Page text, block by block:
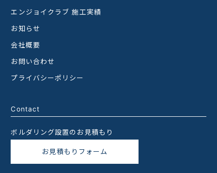
エンジョイクラブ 施工実績
お知らせ
会社概要
お問い合わせ
プライバシーポリシー
Contact
ボルダリング設置のお見積もり
お見積もりフォーム